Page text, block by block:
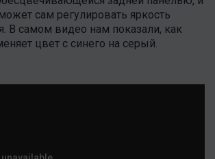
сам регулировать яркость
В самом видео нам показали, как
цвет с синего на серый.